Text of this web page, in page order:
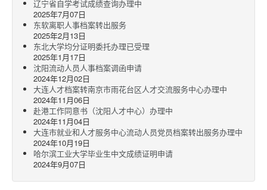
辽宁省自学考试成绩查询办理中
2025年7月07日
东软离职人事档案转出服务
2025年2月13日
东北大学均分证明委托办理已受理
2025年1月17日
沈阳流动人员人事档案调函申请
2024年12月02日
大连人才档案转南京市雨花台区人才交流服务中心办理中
2024年11月06日
赴港工作同意书（沈阳人才中心）办理中
2024年11月04日
大连市就业和人才服务中心流动人员党员档案转出服务办理中
2024年10月19日
哈尔滨工业大学毕业生中文成绩证明申请
2024年9月07日